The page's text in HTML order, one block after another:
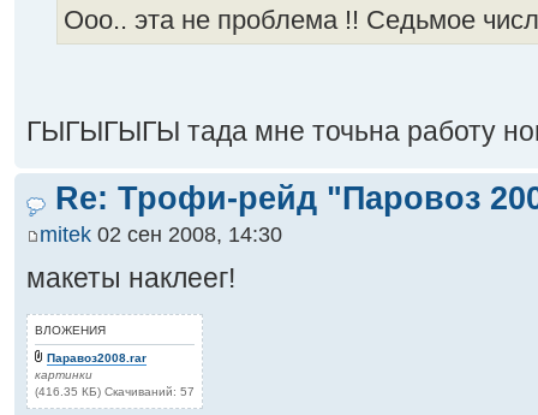
Ооо.. эта не проблема !! Седьмое
ГЫГЫГЫГЫ тада мне точьна работу
Re: Трофи-рейд "Паровоз
mitek 02 сен 2008, 14:30
макеты наклеег!
ВЛОЖЕНИЯ
Паравоз2008.rar
картинки
(416.35 КБ) Скачиваний: 57